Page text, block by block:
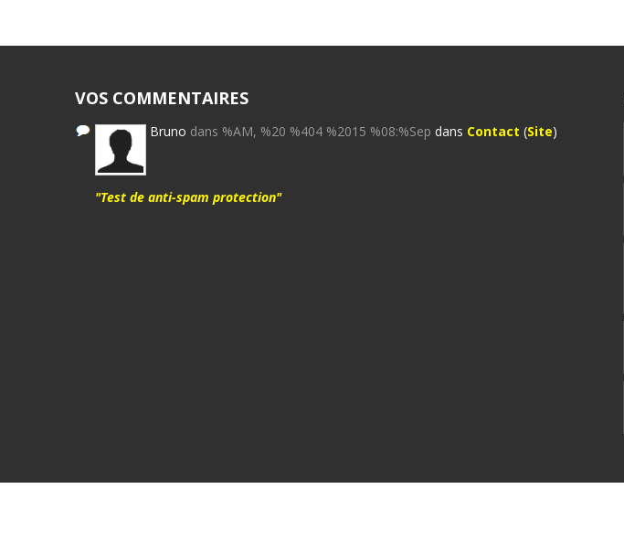
VOS COMMENTAIRES
Bruno dans %AM, %20 %404 %2015 %08:%Sep dans Contact (Site)
"Test de anti-spam protection"